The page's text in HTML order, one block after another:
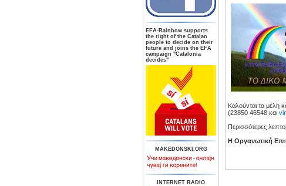
ΕFA-Rainbow supports
the right of the Catalan
people to decide on their
future and joins the EFA
campaign "Catalonia
decides"
MAKEDONSKI.ORG
INTERNET RADIO
Καλούνται τα μέλη
(23850 46548 και
Περισσότερες
Η Οργανωτική